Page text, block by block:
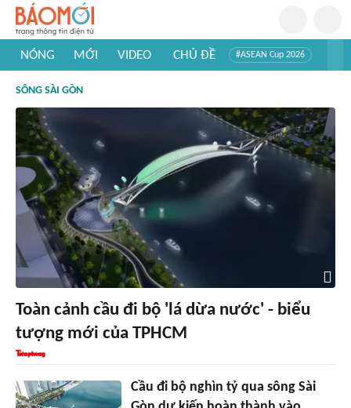
NÓNG MỚI VIDEO CHỦ ĐỀ #ASEAN Cup 2026
#Khám phá thế giới
SÔNG SÀI GÒN
Toàn cảnh cầu đi bộ 'lá dừa nước' - biểu
tượng mới của TPHCM
Cầu đi bộ nghìn tỷ qua sông Sài